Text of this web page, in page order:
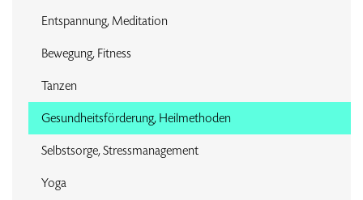
Entspannung, Meditation
Bewegung, Fitness
Tanzen
Gesundheitsförderung, Heilmethoden
Selbstsorge, Stressmanagement
Yoga